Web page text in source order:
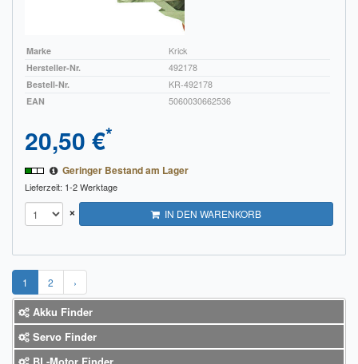
Marke
Krick
Hersteller-Nr.
492178
Bestell-Nr.
KR-492178
EAN
5060030662536
20,50 €*
Geringer Bestand am Lager
Lieferzeit: 1-2 Werktage
× IN DEN WARENKORB
1 2 ›
Akku Finder
Servo Finder